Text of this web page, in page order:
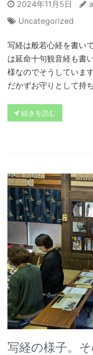
2024年11月5日
Uncategorized
写経は般若心経を書い
は延命十句観音経も書
様なのでそうしていま
だかずお守りとして持
続きを読む
写経の様子。そ